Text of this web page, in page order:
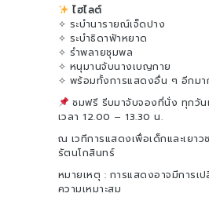
ไฮไลต์
✧ ระบำนารายณ์เจ็ดปาง
✧ ระบำธิดาฟ้าหยาด
✧ รำพลายชุมพล
✧ หนุมานจับนางเบญกาย
✧ พร้อมทั้งการแสดงอื่น ๆ อีกมา
ชมฟรี รีบมาจับจองที่นั่ง ทุกวั
เวลา 12.00 – 13.30 น.
ณ เวทีการแสดงเพื่อเด็กและเยา
รัตนโกสินทร์
หมายเหตุ : การแสดงอาจมีการเ
ความเหมาะสม